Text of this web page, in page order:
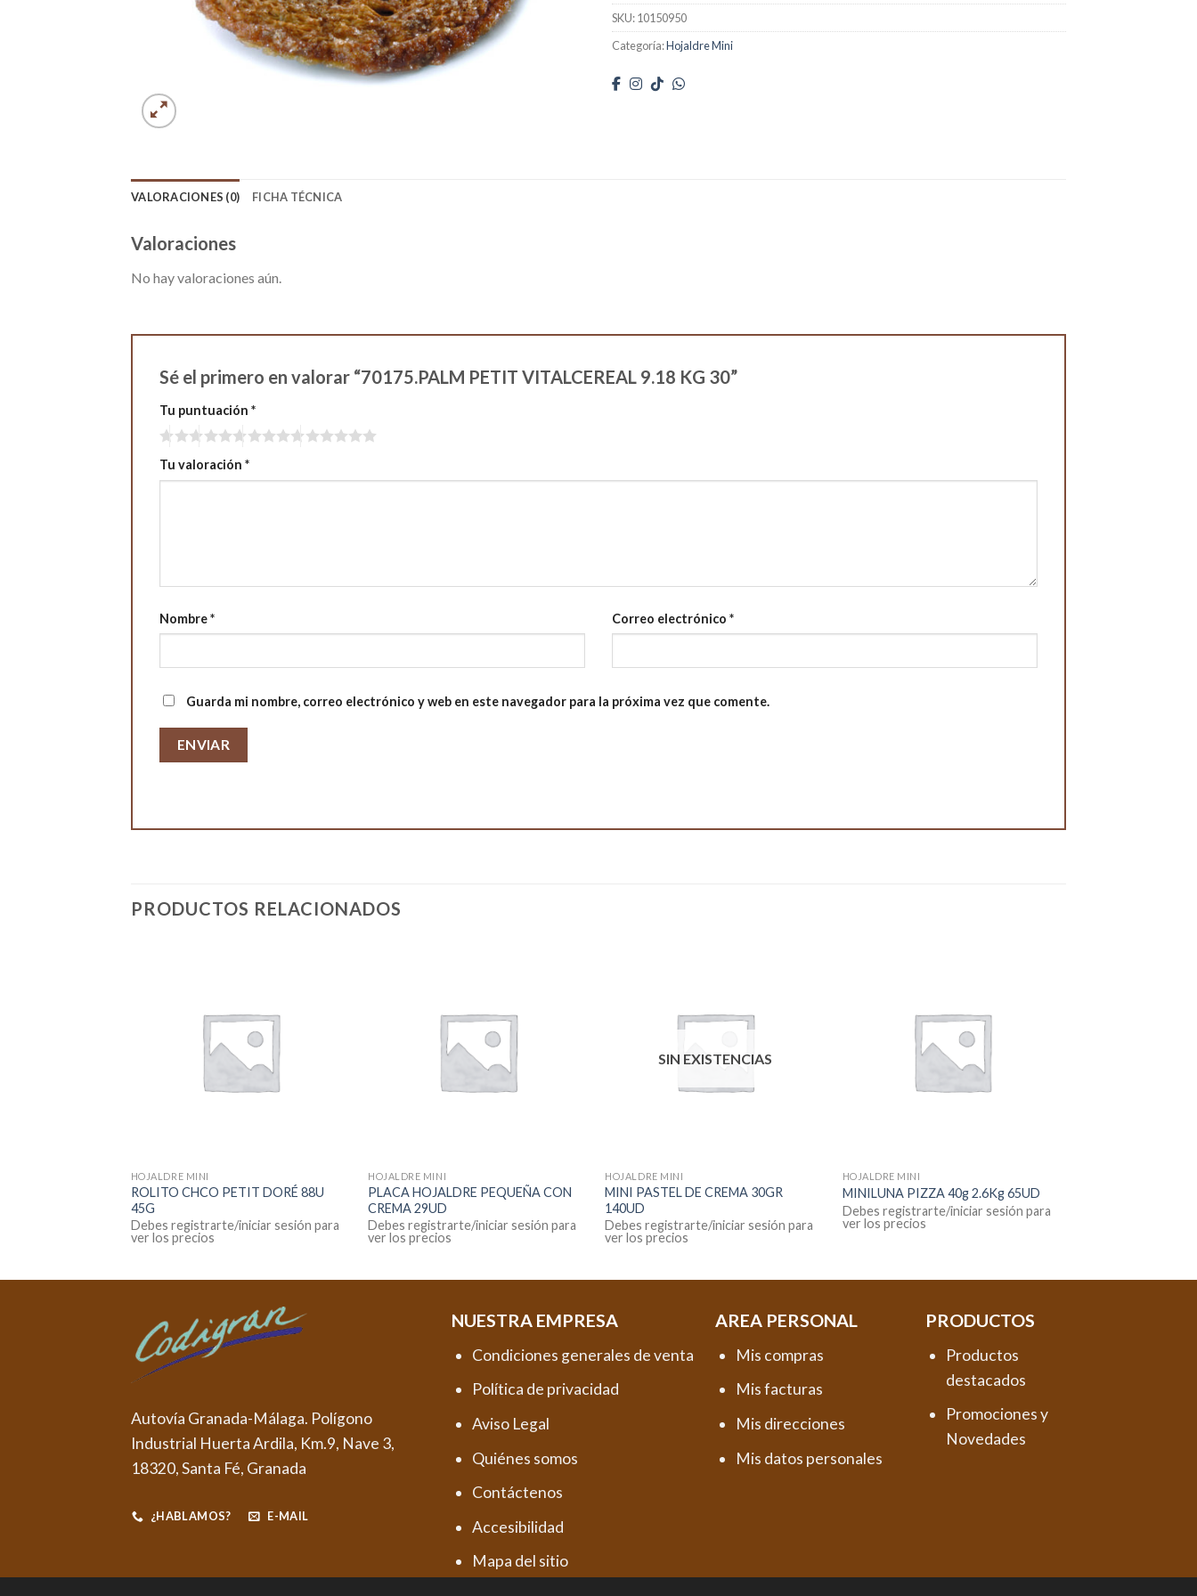
SKU:10150950
Categoría:Hojaldre Mini
VALORACIONES (0) FICHA TÉCNICA
Valoraciones
No hay valoraciones aún.
Sé el primero en valorar “70175.PALM PETIT VITALCEREAL 9.18 KG 30”
Tu puntuación *
Tu valoración *
Nombre* Correo electrónico *
Guarda mi nombre, correo electrónico y web en este navegador para la próxima vez que comente.
PRODUCTOS RELACIONADOS
HOJALDRE MINI
ROLITO CHCO PETIT DORÉ 88U
45G
Debes registrarte/iniciar sesión para
ver los precios
HOJALDRE MINI
PLACA HOJALDRE PEQUEÑA CON
CREMA 29UD
Debes registrarte/iniciar sesión para
ver los precios
SIN EXISTENCIAS
HOJALDRE MINI
MINI PASTEL DE CREMA 30GR
140UD
Debes registrarte/iniciar sesión para
ver los precios
HOJALDRE MINI
MINILUNA PIZZA 40g 2.6Kg 65UD
Debes registrarte/iniciar sesión para
ver los precios
Autovía Granada-Málaga. Polígono
Industrial Huerta Ardila, Km.9, Nave 3,
18320, Santa Fé, Granada
¿HABLAMOS? E-MAIL
NUESTRA EMPRESA
Condiciones generales de venta
Política de privacidad
Aviso Legal
Quiénes somos
Contáctenos
Accesibilidad
Mapa del sitio
AREA PERSONAL
Mis compras
Mis facturas
Mis direcciones
Mis datos personales
PRODUCTOS
Productos
destacados
Promociones y
Novedades